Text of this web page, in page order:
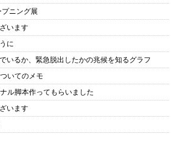
ニング展
います
に
いるか、緊急脱出したかの兆候を知るグラフ
いてのメモ
ル脚本作ってもらいました
います